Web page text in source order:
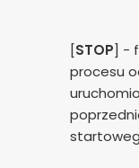
[STOP] -
procesu